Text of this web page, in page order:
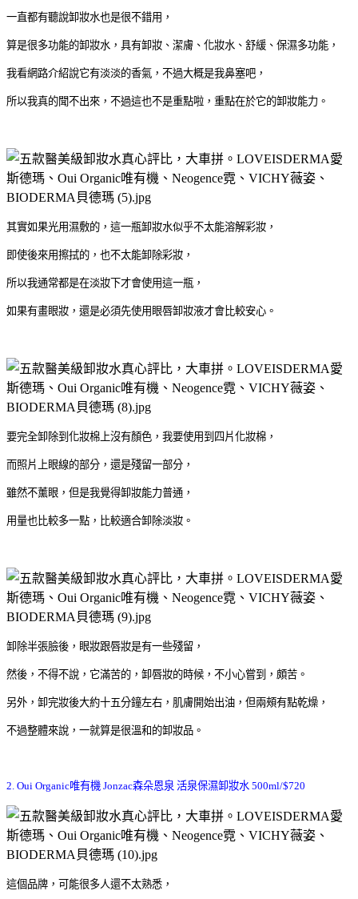
一直都有聽說卸妝水也是很不錯用，
算是很多功能的卸妝水，具有卸妝、潔膚、化妝水、舒緩、保濕多功能，
我看網路介紹說它有淡淡的香氣，不過大概是我鼻塞吧，
所以我真的聞不出來，不過這也不是重點啦，重點在於它的卸妝能力。
其實如果光用濕敷的，這一瓶卸妝水似乎不太能溶解彩妝，
即使後來用擦拭的，也不太能卸除彩妝，
所以我通常都是在淡妝下才會使用這一瓶，
如果有畫眼妝，還是必須先使用眼唇卸妝液才會比較安心。
要完全卸除到化妝棉上沒有顏色，我要使用到四片化妝棉，
而照片上眼線的部分，還是殘留一部分，
雖然不薰眼，但是我覺得卸妝能力普通，
用量也比較多一點，比較適合卸除淡妝。
卸除半張臉後，眼妝跟唇妝是有一些殘留，
然後，不得不說，它滿苦的，卸唇妝的時候，不小心嘗到，頗苦。
另外，卸完妝後大約十五分鐘左右，肌膚開始出油，但兩頰有點乾燥，
不過整體來說，一就算是很溫和的卸妝品。
2. Oui Organic唯有機 Jonzac森朵恩泉 活泉保濕卸妝水 500ml/$720
這個品牌，可能很多人還不太熟悉，